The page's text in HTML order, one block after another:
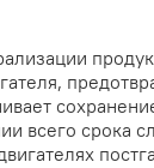
всего срока